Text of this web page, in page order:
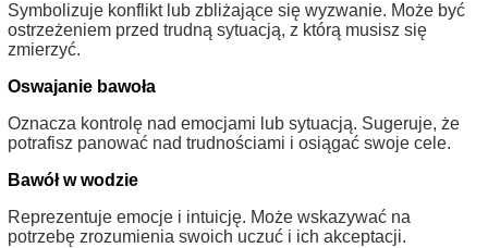
Symbolizuje konflikt lub zbliżające się wyzwanie. Może być
ostrzeżeniem przed trudną sytuacją, z którą musisz się
zmierzyć.
Oswajanie bawoła
Oznacza kontrolę nad emocjami lub sytuacją. Sugeruje, że
potrafisz panować nad trudnościami i osiągać swoje cele.
Bawół w wodzie
Reprezentuje emocje i intuicję. Może wskazywać na
potrzebę zrozumienia swoich uczuć i ich akceptacji.